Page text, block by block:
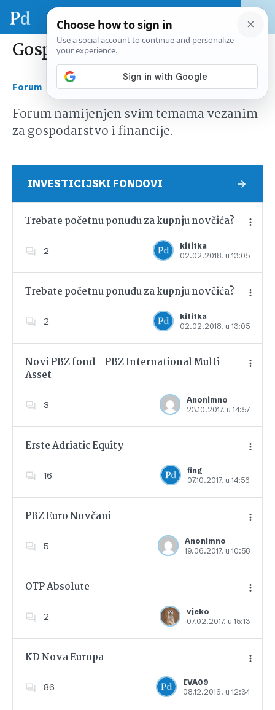
Gospodarstvo i financije
Forum Gospodarstvo i financije
Forum namijenjen svim temama vezanim
za gospodarstvo i financije.
INVESTICIJSKI FONDOVI
Trebate početnu ponudu za kupnju novčića?
2
kititka
02.02.2018. u 13:05
Dodajte u favorite
Trebate početnu ponudu za kupnju novčića?
2
kititka
02.02.2018. u 13:05
Dodajte u favorite
Novi PBZ fond – PBZ International Multi
Asset
3
Anonimno
23.10.2017. u 14:57
Dodajte u favorite
Erste Adriatic Equity
16
fing
07.10.2017. u 14:56
Dodajte u favorite
PBZ Euro Novčani
5
Anonimno
19.06.2017. u 10:58
Dodajte u favorite
OTP Absolute
2
vjeko
07.02.2017. u 15:13
Dodajte u favorite
KD Nova Europa
86
IVA09
08.12.2016. u 12:34
Dodajte u favorite